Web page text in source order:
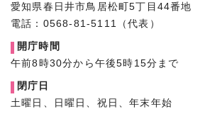
愛知県春日井市鳥居松町5丁目44番地
電話：0568-81-5111（代表）
開庁時間
午前8時30分から午後5時15分まで
閉庁日
土曜日、日曜日、祝日、年末年始